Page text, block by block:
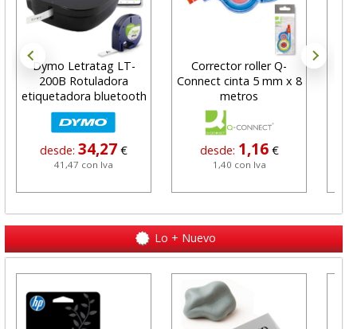
Dymo Letratag LT-
200B Rotuladora
etiquetadora bluetooth
desde:34,27 €
41,47 con Iva
Corrector roller Q-
Connect cinta 5 mm x 8
metros
desde: 1,16 €
1,40 con Iva
Lo + Nuevo